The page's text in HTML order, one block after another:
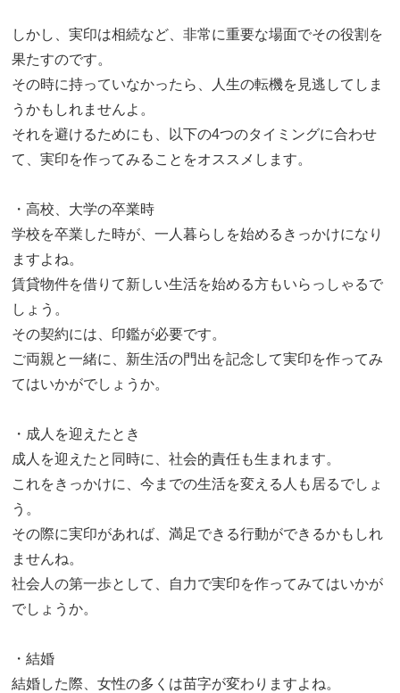
しかし、実印は相続など、非常に重要な場面でその役割を
果たすのです。
その時に持っていなかったら、人生の転機を見逃してしま
うかもしれませんよ。
それを避けるためにも、以下の4つのタイミングに合わせ
て、実印を作ってみることをオススメします。
・高校、大学の卒業時
学校を卒業した時が、一人暮らしを始めるきっかけになり
ますよね。
賃貸物件を借りて新しい生活を始める方もいらっしゃるで
しょう。
その契約には、印鑑が必要です。
ご両親と一緒に、新生活の門出を記念して実印を作ってみ
てはいかがでしょうか。
・成人を迎えたとき
成人を迎えたと同時に、社会的責任も生まれます。
これをきっかけに、今までの生活を変える人も居るでしょ
う。
その際に実印があれば、満足できる行動ができるかもしれ
ませんね。
社会人の第一歩として、自力で実印を作ってみてはいかが
でしょうか。
・結婚
結婚した際、女性の多くは苗字が変わりますよね。